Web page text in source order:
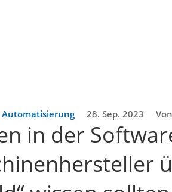
28. Sep. 2023
in der